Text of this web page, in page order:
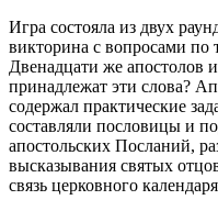
Игра состояла из двух
викторина с вопросами по
Двенадцати же апостолов
принадлежат эти слова?
содержал практические
составляли пословицы и
апостольских Посланий,
высказывания святых
связь церковного